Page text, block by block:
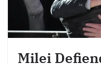
Milei